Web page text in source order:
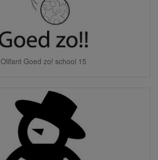
Olifant Goed zo! school 15